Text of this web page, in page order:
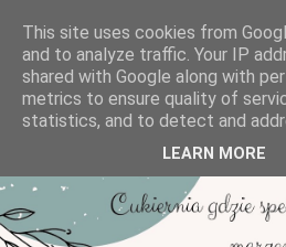
This site uses cookies from
and to analyze traffic. Your IP
shared with Google along with
metrics to ensure quality of
statistics, and to detect and
LEARN MORE